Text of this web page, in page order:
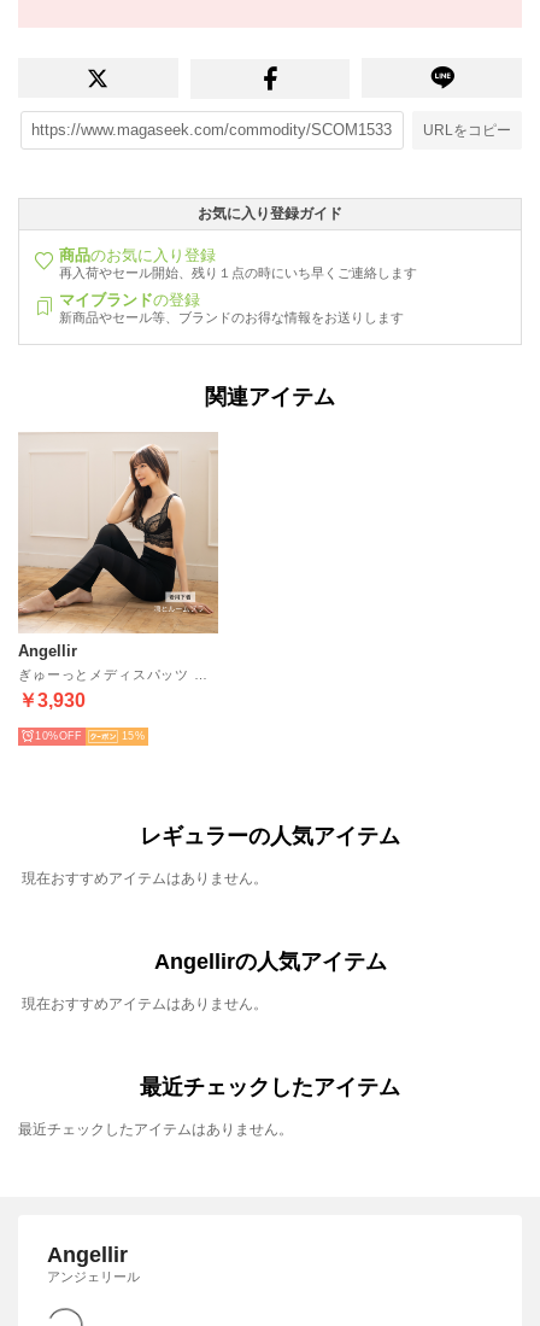
URLをコピー
お気に入り登録ガイド
商品のお気に入り登録
再入荷やセール開始、残り１点の時にいち早くご連絡します
マイブランドの登録
新商品やセール等、ブランドのお得な情報をお送りします
関連アイテム
Angellir
￥3,930
10% 15
レギュラーの人気アイテム
現在おすすめアイテムはありません。
Angellirの人気アイテム
現在おすすめアイテムはありません。
最近チェックしたアイテム
最近チェックしたアイテムはありません。
Angellir
アンジェリール